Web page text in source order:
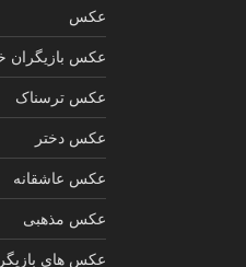
عکس
عکس بازیگران
عکس ترسناک
عکس دختر
عکس عاشقانه
عکس مذهبی
عکس های